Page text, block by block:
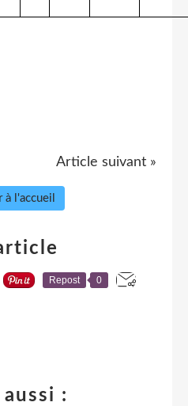
Article suivant »
à l'accueil
Repost 0
: